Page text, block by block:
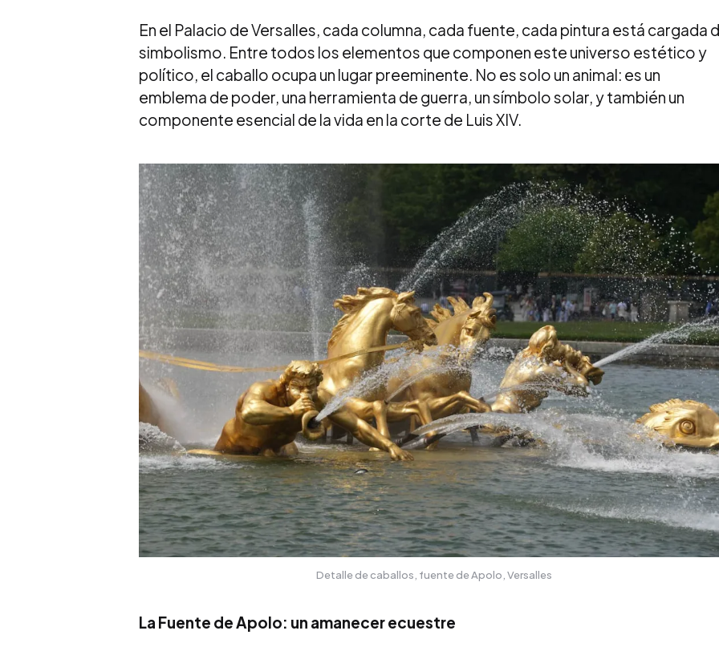
En el Palacio de Versalles, cada columna, cada fuente, cada pintura está cargada
simbolismo. Entre todos los elementos que componen este universo estético y
político, el caballo ocupa un lugar preeminente. No es solo un animal: es un
emblema de poder, una herramienta de guerra, un símbolo solar, y también un
componente esencial de la vida en la corte de Luis XIV.
Detalle de caballos, fuente de Apolo, Versalles
La Fuente de Apolo: un amanecer ecuestre